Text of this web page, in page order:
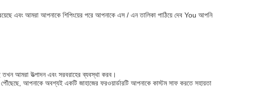
এবং আমরা আপনাকে শিপিংয়ের পরে আপনাকে এস / এন তালিকা পাঠিয়ে দেব You আপনি
আমরা উত্পাদন এবং সরবরাহের ব্যবস্থা করব।
আপনাকে অবশ্যই একটি জাহাজের ফরওয়ার্ডারটি আপনাকে কাস্টম সাফ করতে সহায়তা